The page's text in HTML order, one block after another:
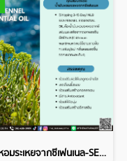
น้ำมันหอมระเหยจากซีเฟนเนล-SEA FENNEL ESSENTIAL OIL